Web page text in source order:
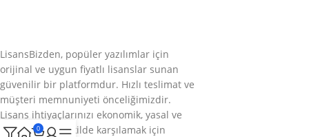
LisansBizden, popüler yazılımlar için
orijinal ve uygun fiyatlı lisanslar sunan
güvenilir bir platformdur. Hızlı teslimat ve
müşteri memnuniyeti önceliğimizdir.
Lisans ihtiyaçlarınızı ekonomik, yasal ve
sorunsuz bir şekilde karşılamak için
0